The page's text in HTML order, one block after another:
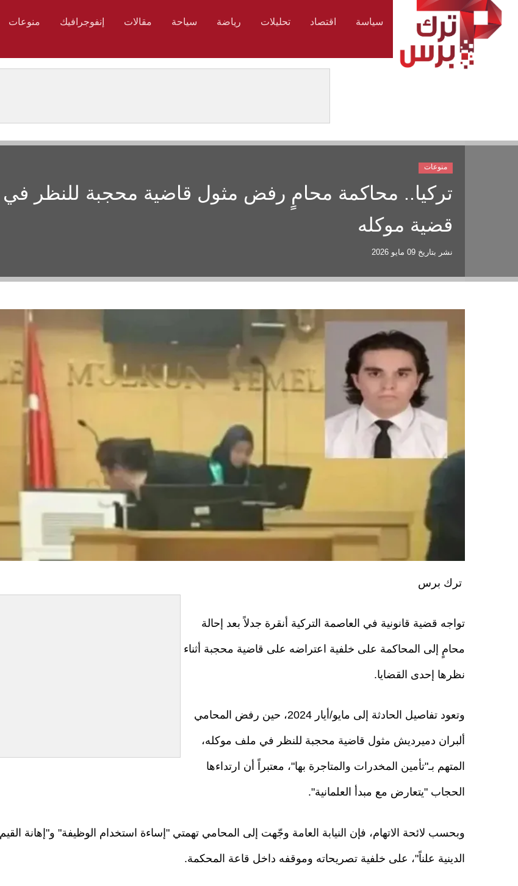
سياسة اقتصاد تحليلات رياضة سياحة مقالات إنفوجرافيك منوعات
تركيا.. محاكمة محامٍ رفض مثول قاضية محجبة للنظر في
قضية موكله
نشر بتاريخ 09 مايو 2026
منوعات
ترك برس
تواجه قضية قانونية في العاصمة التركية أنقرة جدلاً بعد إحالة
محامٍ إلى المحاكمة على خلفية اعتراضه على قاضية محجبة أثناء
نظرها إحدى القضايا.
وتعود تفاصيل الحادثة إلى مايو/أيار 2024، حين رفض المحامي
ألبران دميرديش مثول قاضية محجبة للنظر في ملف موكله،
المتهم بـ"تأمين المخدرات والمتاجرة بها"، معتبراً أن ارتداءها
الحجاب "يتعارض مع مبدأ العلمانية".
وبحسب لائحة الاتهام، فإن النيابة العامة وجّهت إلى المحامي تهمتي "إساءة استخدام الوظيفة" و"إهانة القيم
الدينية علناً"، على خلفية تصريحاته وموقفه داخل قاعة المحكمة.